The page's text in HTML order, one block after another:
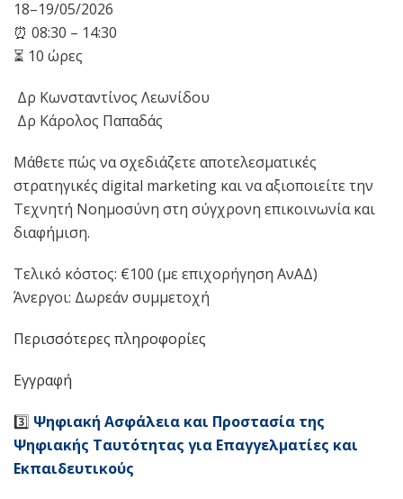
18–19/05/2026
⏰ 08:30 – 14:30
⏳ 10 ώρες
‍ Δρ Κωνσταντίνος Λεωνίδου
‍ Δρ Κάρολος Παπαδάς
Μάθετε πώς να σχεδιάζετε αποτελεσματικές
στρατηγικές digital marketing και να αξιοποιείτε την
Τεχνητή Νοημοσύνη στη σύγχρονη επικοινωνία και
διαφήμιση.
Τελικό κόστος: €100 (με επιχορήγηση ΑνΑΔ)
Άνεργοι: Δωρεάν συμμετοχή
Περισσότερες πληροφορίες
Εγγραφή
3️⃣ Ψηφιακή Ασφάλεια και Προστασία της
Ψηφιακής Ταυτότητας για Επαγγελματίες και
Εκπαιδευτικούς